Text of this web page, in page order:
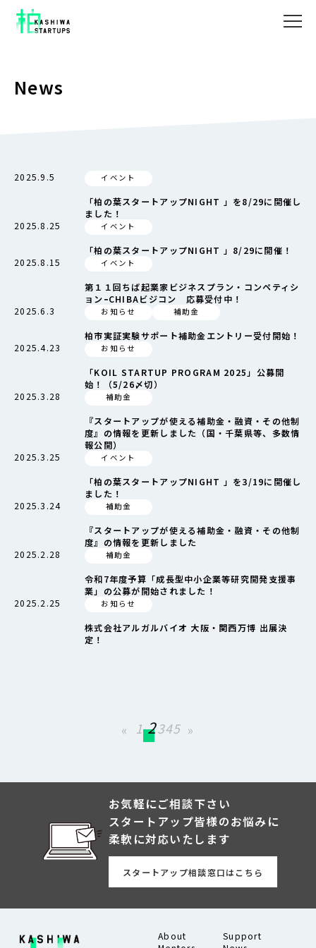
News
2025.9.5 イベント
「柏の葉スタートアップNIGHT 」を8/29に開催し
ました！
2025.8.25
イベント
「柏の葉スタートアップNIGHT 」8/29に開催！
2025.8.15
イベント
第１１回ちば起業家ビジネスプラン・コンペティシ
ョンｰCHIBAビジコン 応募受付中！
2025.6.3
お知らせ 補助金
柏市実証実験サポート補助金エントリー受付開始！
2025.4.23
お知らせ
「KOIL STARTUP PROGRAM 2025」公募開
始！（5/26〆切）
2025.3.28
補助金
『スタートアップが使える補助金・融資・その他制
度』の情報を更新しました（国・千葉県等、多数情
報公開）
2025.3.25
イベント
「柏の葉スタートアップNIGHT 」を3/19に開催し
ました！
2025.3.24
補助金
『スタートアップが使える補助金・融資・その他制
度』の情報を更新しました
2025.2.28
補助金
令和7年度予算「成長型中小企業等研究開発支援事
業」の公募が開始されました！
2025.2.25
お知らせ
株式会社アルガルバイオ 大阪・関西万博 出展決
定！
« 1 2345 »
お気軽にご相談下さい
スタートアップ皆様のお悩みに
柔軟に対応いたします
スタートアップ相談窓口はこちら
About
Support